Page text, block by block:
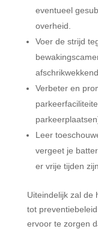
eventueel
overheid.
Voer de strijd
Verbeter en
Leer
vergeet je
er vrije tijden
Uiteindelijk zal de
tot
ervoor te zorgen